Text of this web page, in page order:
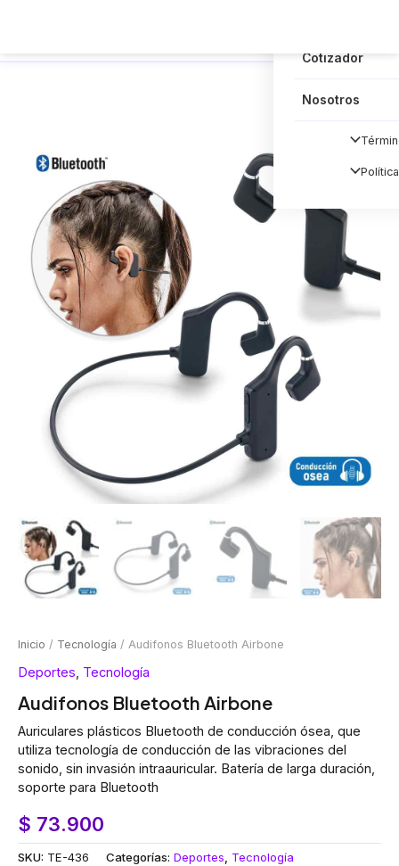
Cotizador
Nosotros
Inicio / Tecnología / Audifonos Bluetooth Airbone
Deportes, Tecnología
Audifonos Bluetooth Airbone
Auriculares plásticos Bluetooth de conducción ósea, que
utiliza tecnología de conducción de las vibraciones del
sonido, sin invasión intraauricular. Batería de larga duración,
soporte para Bluetooth
$ 73.900
SKU: TE-436 Categorías: Deportes, Tecnología